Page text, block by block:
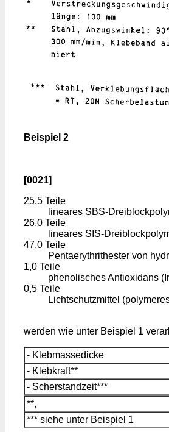
Beispiel 2
[0021]
25,5 Teile
lineares SBS-
26,0 Teile
lineares SIS-
47,0 Teile
Pentaerythrithester von
1,0 Teile
phenolisches Antioxidans
0,5 Teile
Lichtschutzmittel
werden wie unter Beispiel 1
- Klebmassedicke
- Klebkraft**
- Scherstandzeit***
**,
*** siehe unter Beispiel 1